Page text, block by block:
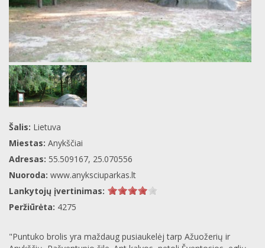
Šalis: Lietuva
Miestas: Anykščiai
Adresas: 55.509167, 25.070556
Nuoroda: www.anyksciuparkas.lt
Lankytojų įvertinimas:
Peržiūrėta: 4275
"Puntuko brolis yra maždaug pusiaukelėj tarp Ažuožerių ir